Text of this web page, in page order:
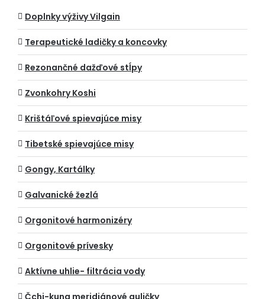
Doplnky výživy Vilgain
Terapeutické ladičky a koncovky
Rezonančné dažďové stĺpy
Zvonkohry Koshi
Krištáľové spievajúce misy
Tibetské spievajúce misy
Gongy, Kartálky
Galvanické žezlá
Orgonitové harmonizéry
Orgonitové prívesky
Aktívne uhlie- filtrácia vody
Čchi-kung meridiánové guličky